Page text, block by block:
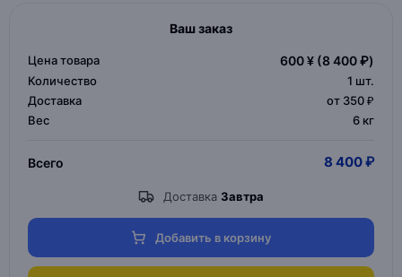
Ваш заказ
Цена товара 600 ¥ (8 400 ₽)
Количество 1 шт.
Доставка
от 350 ₽
Вес
6 кг
Всего 8 400 ₽
Доставка Завтра
Добавить в корзину